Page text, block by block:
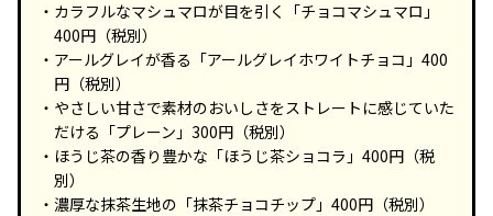
カラフルなマシュマロが目を引く「チョコマシュマロ」
400円（税別）
アールグレイが香る「アールグレイホワイトチョコ」400
円（税別）
やさしい甘さで素材のおいしさをストレートに感じていた
だける「プレーン」300円（税別）
ほうじ茶の香り豊かな「ほうじ茶ショコラ」400円（税
別）
濃厚な抹茶生地の「抹茶チョコチップ」400円（税別）